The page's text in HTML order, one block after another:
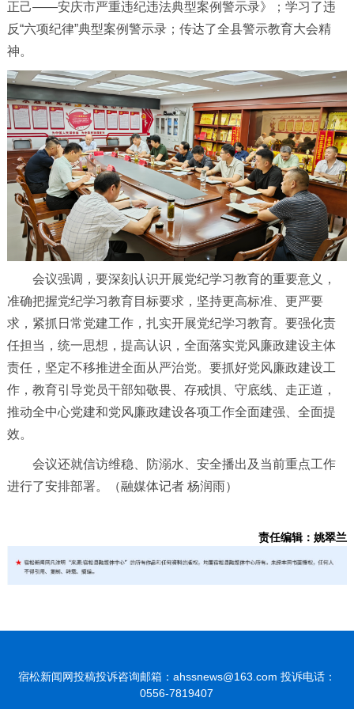
正己——安庆市严重违纪违法典型案例警示录》；学习了违
反“六项纪律”典型案例警示录；传达了全县警示教育大会精
神。
会议强调，要深刻认识开展党纪学习教育的重要意义，
准确把握党纪学习教育目标要求，坚持更高标准、更严要
求，紧抓日常党建工作，扎实开展党纪学习教育。要强化责
任担当，统一思想，提高认识，全面落实党风廉政建设主体
责任，坚定不移推进全面从严治党。要抓好党风廉政建设工
作，教育引导党员干部知敬畏、存戒惧、守底线、走正道，
推动全中心党建和党风廉政建设各项工作全面建强、全面提
效。
会议还就信访维稳、防溺水、安全播出及当前重点工作
进行了安排部署。（融媒体记者 杨润雨）
责任编辑：姚翠兰
宿松新闻网投稿投诉咨询邮箱：ahssnews@163.com 投诉电话：
0556-7819407